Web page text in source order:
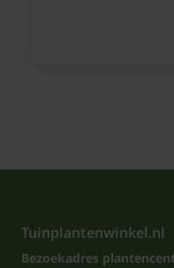
Tuinplantenwinkel.nl
Bezoekadres